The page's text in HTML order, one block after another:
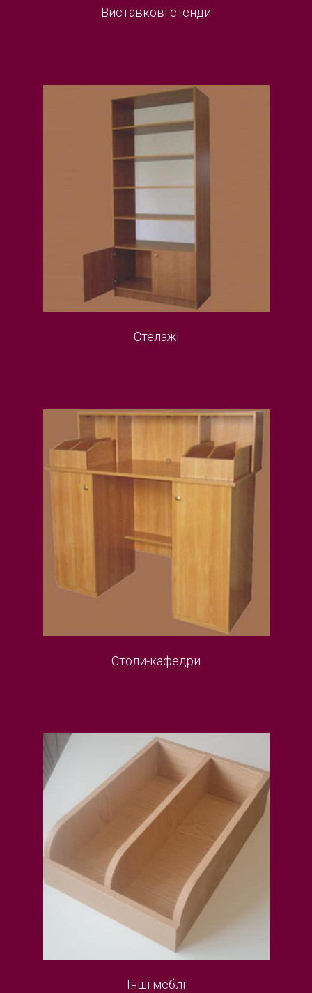
Виставкові стенди
Стелажі
Столи-кафедри
Інші меблі